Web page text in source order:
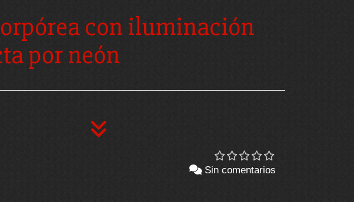
con iluminación
por neón
Sin comentarios